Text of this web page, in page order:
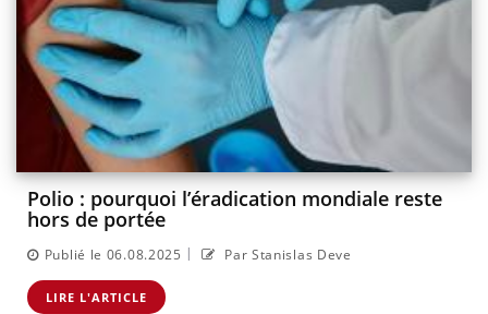
Polio : pourquoi l’éradication mondiale reste
hors de portée
Publié le 06.08.2025 | Par Stanislas Deve
LIRE L'ARTICLE